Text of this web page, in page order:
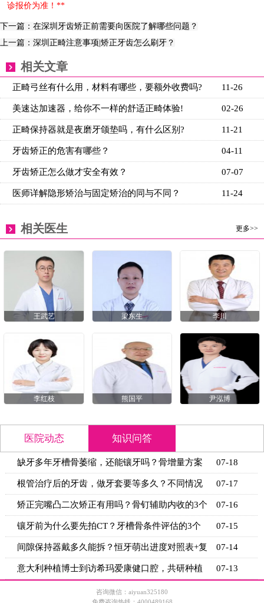
诊报价为准！**
下一篇：在深圳牙齿矫正前需要向医院了解哪些问题？
上一篇：深圳正畸注意事项|矫正牙齿怎么刷牙？
相关文章
11-26
正畸弓丝有什么用，材料有哪些，要额外收费吗?
02-26
美速达加速器，给你不一样的舒适正畸体验!
11-21
正畸保持器就是夜磨牙颌垫吗，有什么区别?
04-11
牙齿矫正的危害有哪些？
07-07
牙齿矫正怎么做才安全有效？
11-24
医师详解隐形矫治与固定矫治的同与不同？
更多>>
相关医生
王武艺 梁东生 李川
李红枝 熊国平 尹泓博
医院动态 知识问答
缺牙多年牙槽骨萎缩，还能镶牙吗？骨增量方案
+适用条
07-18
根管治疗后的牙齿，做牙套要等多久？不同情况
的等待时
07-17
矫正完嘴凸二次矫正有用吗？骨钉辅助内收的3个
关键条
07-16
镶牙前为什么要先拍CT？牙槽骨条件评估的3个
关键指标
07-15
间隙保持器戴多久能拆？恒牙萌出进度对照表+复
诊时间
07-14
意大利种植博士到访希玛爱康健口腔，共研种植 07-13
咨询微信：aiyuan325180